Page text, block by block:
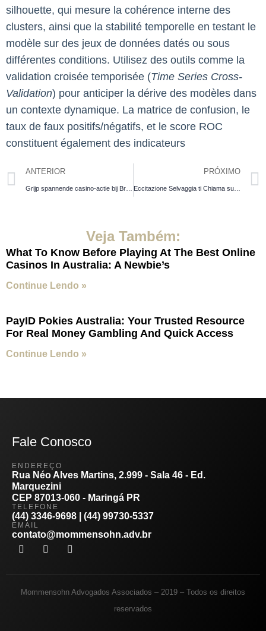
silhouette, qui mesure la cohérence interne des
clusters, ainsi que la stabilité temporelle en testant le
modèle sur des jeux de données datés ou sous
différentes conditions. Utilisez des outils comme la
validation croisée temporisée (Time Series Cross-
Validation) pour anticiper la dérive des modèles dans
un contexte dynamique. La matrice de confusion, le
taux de faux positifs/négatifs, et le score ROC
constituent également des indicateurs
ANTERIOR PRÓXIMO
Eccitazione Selvaggia ti Chiama su Wazamba app, esplora un’esperienza di gioco senza limiti e Raggiungi Nuove Vittorie.
Veja Também:
What To Know Before Playing At The Best Online
Casinos In Australia: A Newbie’s
Continue Lendo »
PayID Pokies Australia: Your Trusted Resource
For Real Money Gambling And Quick Access
Continue Lendo »
ENDEREÇO
Rua Néo Alves Martins, 2.999 - Sala 46 - Ed.
Marquezini
CEP 87013-060 - Maringá PR
TELEFONE
(44) 3346-9698 | (44) 99730-5337
EMAIL
contato@mommensohn.adv.br
Fale Conosco
Mommensohn Advogados Associados – 2019 – Todos os direitos
reservados